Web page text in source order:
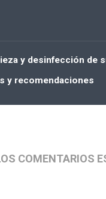
y desinfección de
y recomendaciones
COMENTARIOS